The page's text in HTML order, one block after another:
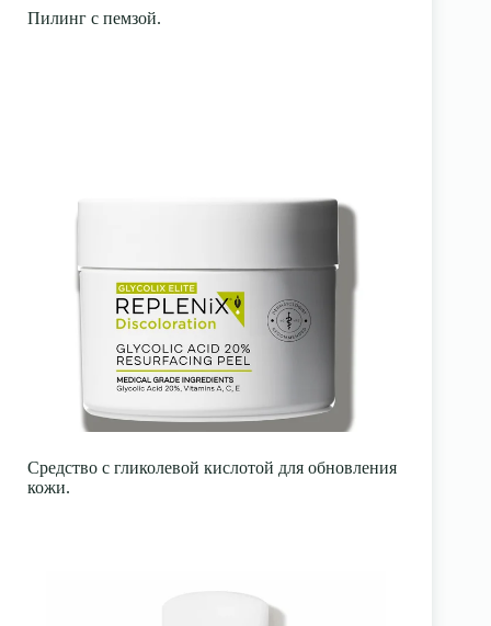
Пилинг с пемзой.
Средство с гликолевой кислотой для обновления
кожи.